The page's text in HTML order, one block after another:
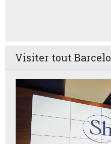
Visiter tout